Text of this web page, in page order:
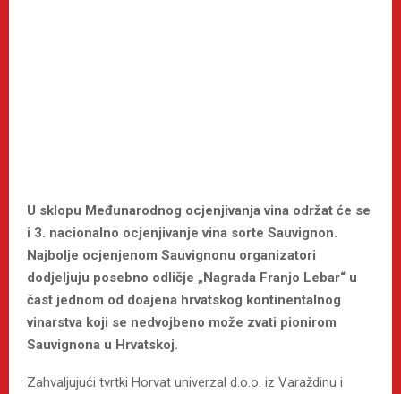
U sklopu Međunarodnog ocjenjivanja vina održat će se
i 3. nacionalno ocjenjivanje vina sorte Sauvignon.
Najbolje ocjenjenom Sauvignonu organizatori
dodjeljuju posebno odličje „Nagrada Franjo Lebar“ u
čast jednom od doajena hrvatskog kontinentalnog
vinarstva koji se nedvojbeno može zvati pionirom
Sauvignona u Hrvatskoj.
Zahvaljujući tvrtki Horvat univerzal d.o.o. iz Varaždinu i